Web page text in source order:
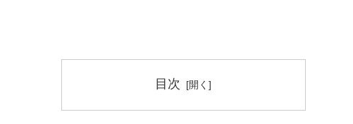
目次